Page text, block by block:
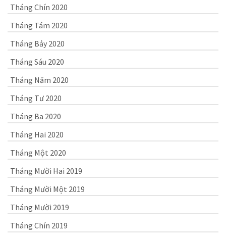
Tháng Chín 2020
Tháng Tám 2020
Tháng Bảy 2020
Tháng Sáu 2020
Tháng Năm 2020
Tháng Tư 2020
Tháng Ba 2020
Tháng Hai 2020
Tháng Một 2020
Tháng Mười Hai 2019
Tháng Mười Một 2019
Tháng Mười 2019
Tháng Chín 2019